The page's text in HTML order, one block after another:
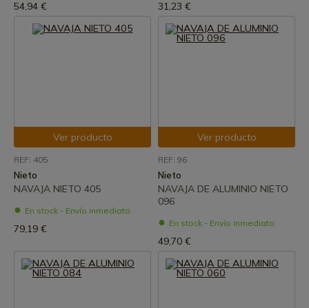
54,94 € 31,23 €
Ver producto
REF: 405
Nieto
NAVAJA NIETO 405
En stock - Envío inmediato
79,19 €
Ver producto
REF: 96
Nieto
NAVAJA DE ALUMINIO NIETO
096
En stock - Envío inmediato
49,70 €